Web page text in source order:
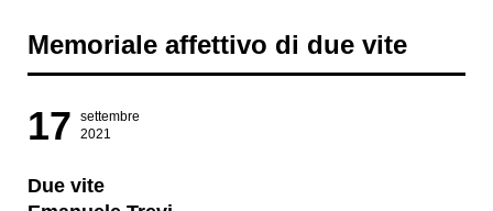
Memoriale affettivo di due vite
17
settembre
2021
Due vite